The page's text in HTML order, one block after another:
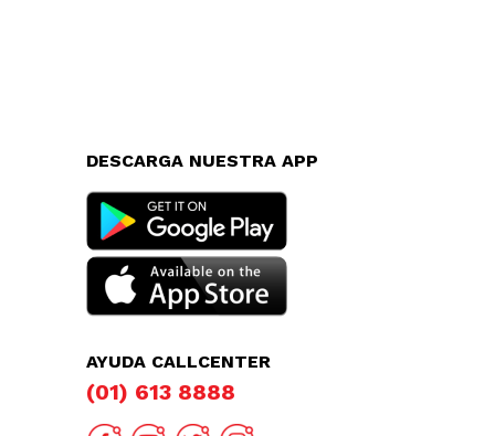
DESCARGA NUESTRA APP
AYUDA CALLCENTER
(01) 613 8888